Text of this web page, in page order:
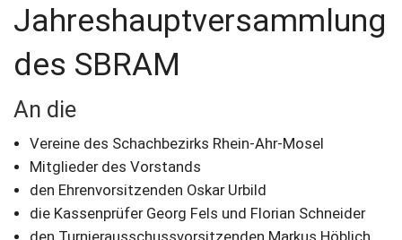
Jahreshauptversammlung
des SBRAM
An die
Vereine des Schachbezirks Rhein-Ahr-Mosel
Mitglieder des Vorstands
den Ehrenvorsitzenden Oskar Urbild
die Kassenprüfer Georg Fels und Florian Schneider